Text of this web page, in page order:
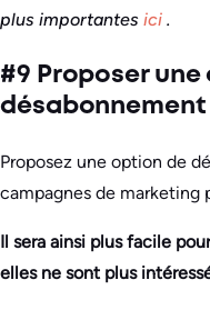
plus importantes ici .
#9 Proposer
Proposez une option de
campagnes de marketing
Il sera ainsi plus facile
elles ne sont plus